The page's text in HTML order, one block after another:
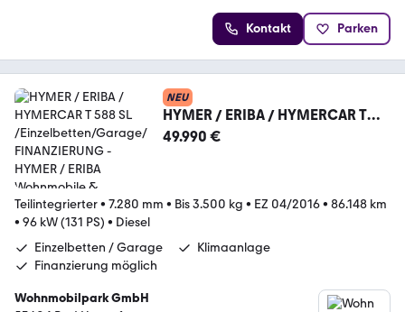
Kontakt Parken
NEU
HYMER / ERIBA / HYMERCAR T
588 SL
49.990 €
Teilintegrierter• 7.280 mm • Bis 3.500 kg • EZ 04/2016• 86.148 km
• 96 kW (131 PS) • Diesel
Einzelbetten / Garage
Klimaanlage
Finanzierung möglich
Wohnmobilpark GmbH